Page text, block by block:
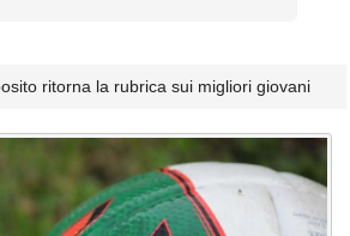
ritorna la rubrica sui migliori giovani